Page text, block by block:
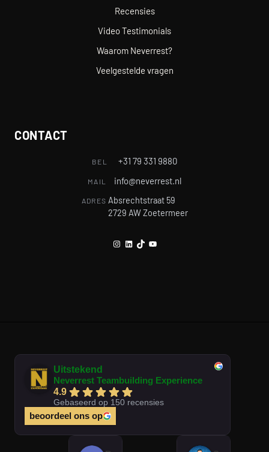
Recensies
Video Testimonials
Waarom Neverrest?
Veelgestelde vragen
CONTACT
BEL +31 79 331 9880
MAIL info@neverrest.nl
ADRES Absrechtstraat 59
2729 AW Zoetermeer
Instagram
LinkedIn
TikTokYouTube
Uitstekend
Neverrest Teambuilding Experience
4.9
Gebaseerd op 150 recensies
beoordeel ons op